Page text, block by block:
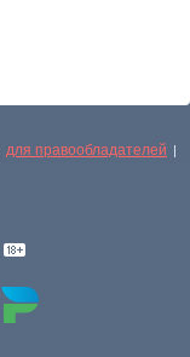
для правообладателей |